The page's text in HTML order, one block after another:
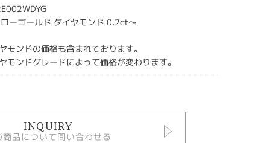
ーゴールド ダイヤモンド 0.2ct～
モンドの価格も含まれております。
モンドグレードによって価格が変わります。
INQUIRY
商品について問い合わせる